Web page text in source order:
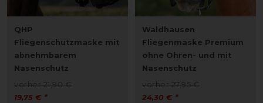
QHP
Fliegenschutzmaske mit
abnehmbarem
Nasenschutz
vorher 21,90 €
19,75 € *
Waldhausen
Fliegenmaske Premium
ohne Ohren- und mit
Nasenschutz
vorher 27,95 €
24,30 € *